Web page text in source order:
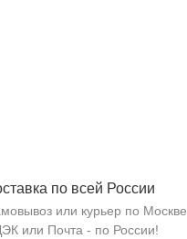
по всей России
или курьер по Москве.
или Почта - по России!